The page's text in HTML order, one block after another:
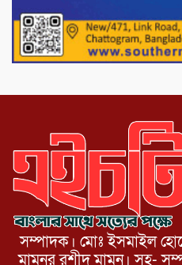
১১ দলীয়
সম্পাদক। মোঃ ইসমাইল
মামুনুর রশীদ মামুন। সহ-